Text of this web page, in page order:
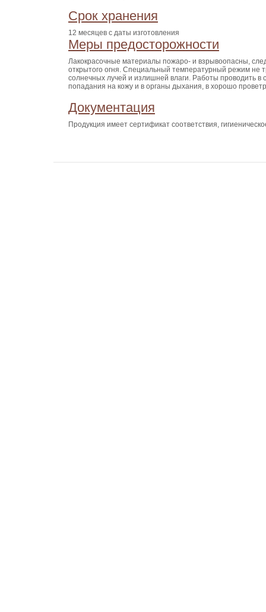
Срок хранения
12 месяцев с даты изготовления
Меры предосторожности
Лакокрасочные материалы пожаро- и взрывоопасны,
открытого огня. Специальный температурный режим не
солнечных лучей и излишней влаги. Работы проводить в
попадания на кожу и в органы дыхания, в хорошо
Документация
Продукция имеет сертификат соответствия,